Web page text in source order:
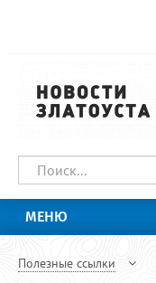
МЕНЮ
Полезные ссылки